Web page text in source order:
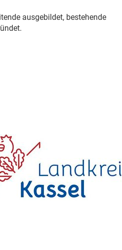
ausgebildet, bestehende